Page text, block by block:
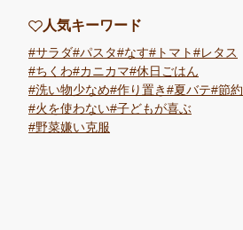
人気キーワード
サラダ パスタ なす トマト
レタス
ちくわ
カニカマ 休日ごはん
洗い物少なめ 作り置き 夏バテ 節約
火を使わない 子どもが喜ぶ
野菜嫌い克服